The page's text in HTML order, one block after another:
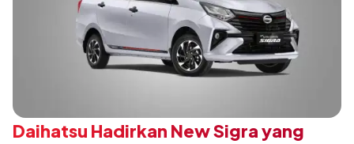
Daihatsu Hadirkan New Sigra yang